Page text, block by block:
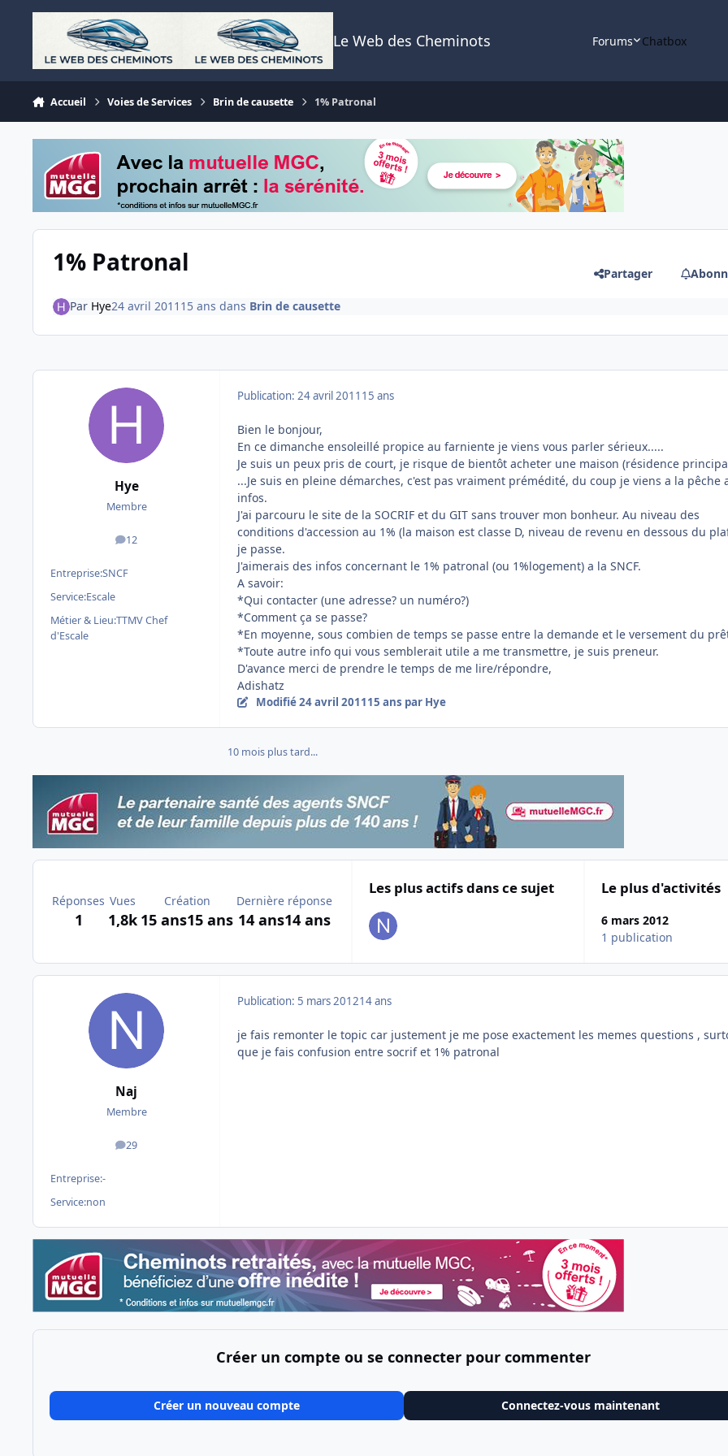
Aller au contenu
Le Web des Cheminots Forums Chatbox
Accueil Voies de Services Brin de causette 1% Patronal
1% Patronal Partager
Par Hye24 avril 2011 15 ans dans Brin de causette
Hye
Membre
12
messages
Entreprise:SNCF
Service:Escale
Métier & Lieu:TTMV Chef
d'Escale
Publication: 24 avril 2011 15 ans
Bien le bonjour,
En ce dimanche ensoleillé propice au farniente je viens vous parler sérieux.....
Je suis un peux pris de court, je risque de bientôt acheter une maison (résidence
...Je suis en pleine démarches, c'est pas vraiment prémédité, du coup je viens a la pêche
infos.
J'ai parcouru le site de la SOCRIF et du GIT sans trouver mon bonheur. Au niveau des
conditions d'accession au 1% (la maison est classe D, niveau de revenu en dessous du
je passe.
J'aimerais des infos concernant le 1% patronal (ou 1%logement) a la SNCF.
A savoir:
*Qui contacter (une adresse? un numéro?)
*Comment ça se passe?
*En moyenne, sous combien de temps se passe entre la demande et le versement du
*Toute autre info qui vous semblerait utile a me transmettre, je suis preneur.
D'avance merci de prendre le temps de me lire/répondre,
Adishatz
Modifié24 avril 201115 ans par Hye
10 mois plus tard...
Réponses
1
Vues
1,8k
Création
15 ans15 ans
Dernière réponse
14 ans14 ans
Les plus actifs dans ce sujet Le plus d'activités
6 mars 2012
1 publication
Naj
Membre
29
messages
Entreprise:-
Service:non
Publication: 5 mars 201214 ans
je fais remonter le topic car justement je me pose exactement les memes questions ,
que je fais confusion entre socrif et 1% patronal
Créer un compte ou se connecter pour commenter
Créer un nouveau compte Connectez-vous maintenant